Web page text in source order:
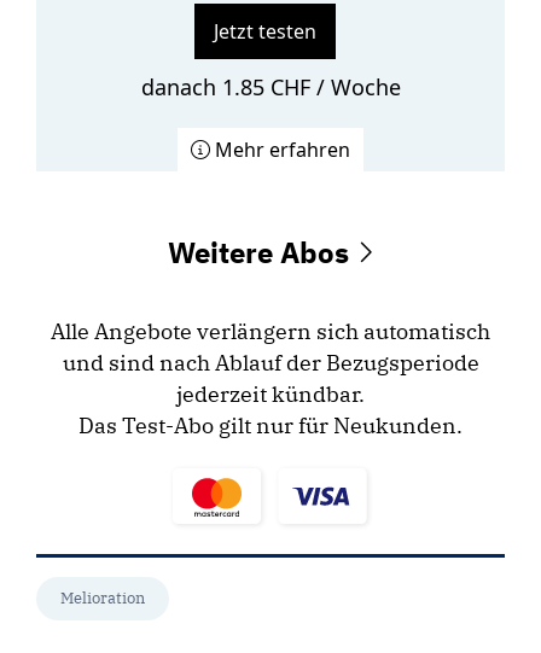
Jetzt testen
danach 1.85 CHF / Woche
Mehr erfahren
Weitere Abos
Alle Angebote verlängern sich automatisch
und sind nach Ablauf der Bezugsperiode
jederzeit kündbar.
Das Test-Abo gilt nur für Neukunden.
Melioration